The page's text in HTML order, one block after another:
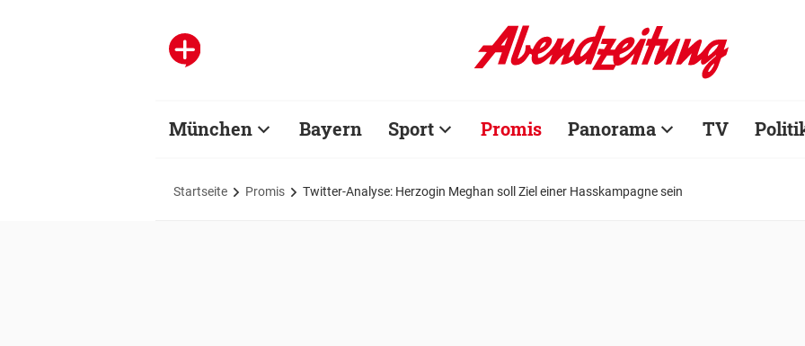
München Bayern Sport Promis Panorama TV
Startseite Promis Twitter-Analyse: Herzogin Meghan soll Ziel einer Hasskampagne sein